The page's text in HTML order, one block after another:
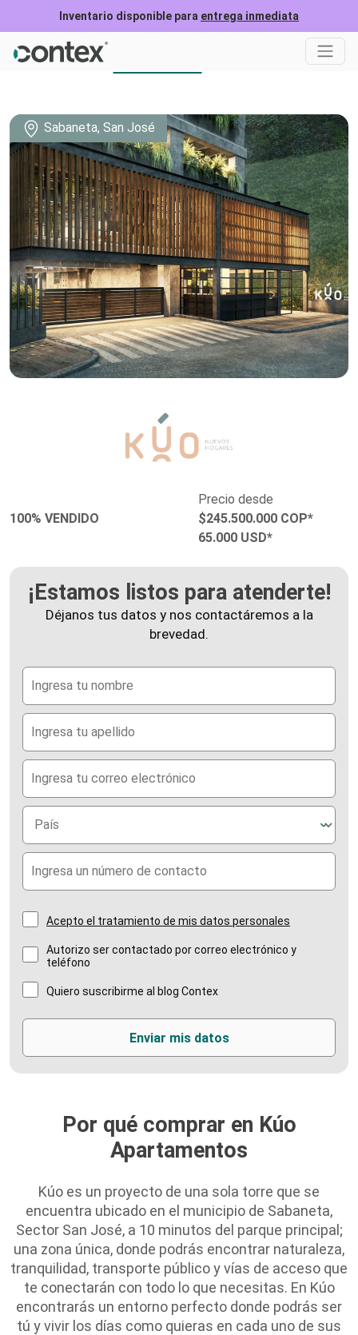
Inventario disponible para entrega inmediata
Ubicación
Sabaneta, San José
100% VENDIDO
Precio desde
$245.500.000 COP*
65.000 USD*
¡Estamos listos para atenderte!
Déjanos tus datos y nos contactáremos a la
brevedad.
Acepto el tratamiento de mis datos personales
Autorizo ser contactado por correo electrónico y
teléfono
Quiero suscribirme al blog Contex
Por qué comprar en Kúo
Apartamentos
Kúo es un proyecto de una sola torre que se
encuentra ubicado en el municipio de Sabaneta,
Sector San José, a 10 minutos del parque principal;
una zona única, donde podrás encontrar naturaleza,
tranquilidad, transporte público y vías de acceso que
te conectarán con todo lo que necesitas. En Kúo
encontrarás un entorno perfecto donde podrás ser
tú y vivir los días como quieras en cada uno de sus